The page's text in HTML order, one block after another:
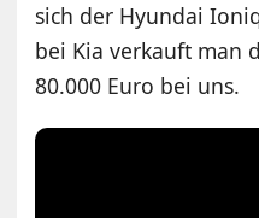
sich der Hyundai
bei Kia verkauft man
80.000 Euro bei uns.